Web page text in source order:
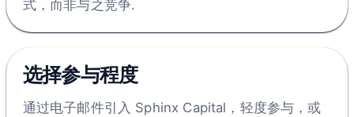
式，而非与之竞争.
选择参与程度
通过电子邮件引入 Sphinx Capital，轻度参与，或